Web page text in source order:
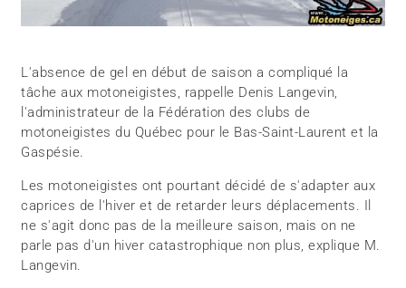
L'absence de gel en début de saison a compliqué la
tâche aux motoneigistes, rappelle Denis Langevin,
l'administrateur de la Fédération des clubs de
motoneigistes du Québec pour le Bas-Saint-Laurent et la
Gaspésie.
Les motoneigistes ont pourtant décidé de s'adapter aux
caprices de l'hiver et de retarder leurs déplacements. Il
ne s'agit donc pas de la meilleure saison, mais on ne
parle pas d'un hiver catastrophique non plus, explique M.
Langevin.